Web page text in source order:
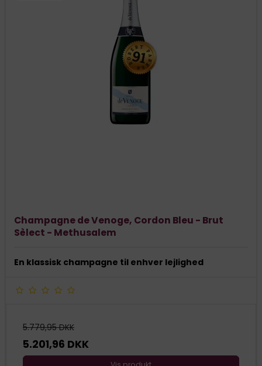
Champagne de Venoge, Cordon Bleu - Brut
Sèlect - Methusalem
En klassisk champagne til enhver lejlighed
5.779,95 DKK
5.201,96 DKK